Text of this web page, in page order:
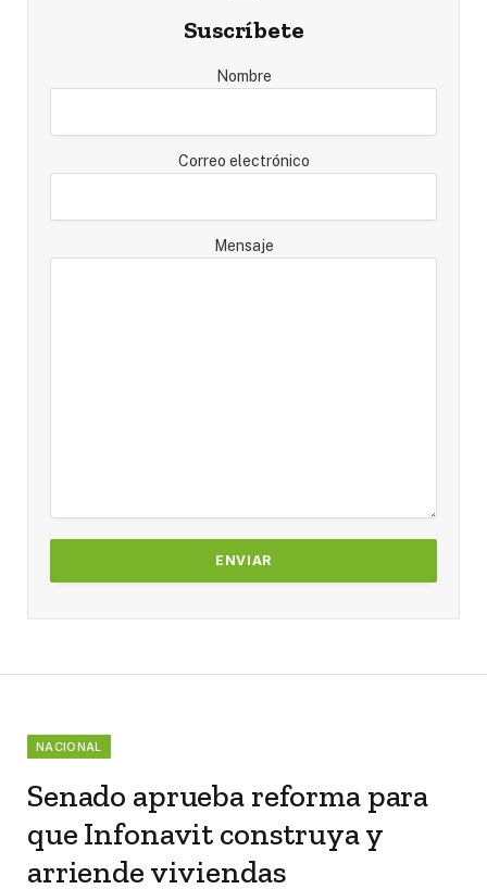
Suscríbete
Nombre
Correo electrónico
Mensaje
NACIONAL
Senado aprueba reforma para
que Infonavit construya y
arriende viviendas